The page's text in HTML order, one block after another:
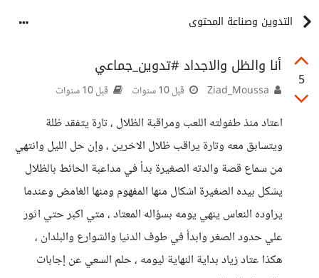
التدوين وصناعة المحتوى
5
أنا والظل والاجداد #تدوين_جماعي
قبل 10 سنوات قبل 10 سنوات
اعتاد منذ طفولته اللعب ومراقبة الظلال ، تارة يتفقد ظلة
ويتسابق معه وتارة يراقب ظلال الاخرين ، وإن حل الليل وانتهي
من سماع قصة والدته الصغيرة بدأ في مداعبة الحائط بالظلال
يشكل بيده الصغيرة اشكال منها المفهوم ومنها الغامض وعندما
يراوده النعاس ينهي يومه بسؤاله المعتاد ، متي اكبر حتي اثور
علي حدود الصغر وابدأ في طوف الدنيا والشوارع والبلدان ،
هكذا عتاد زياد بداية النهاية ليومه ، حلم السعي عن إجابات